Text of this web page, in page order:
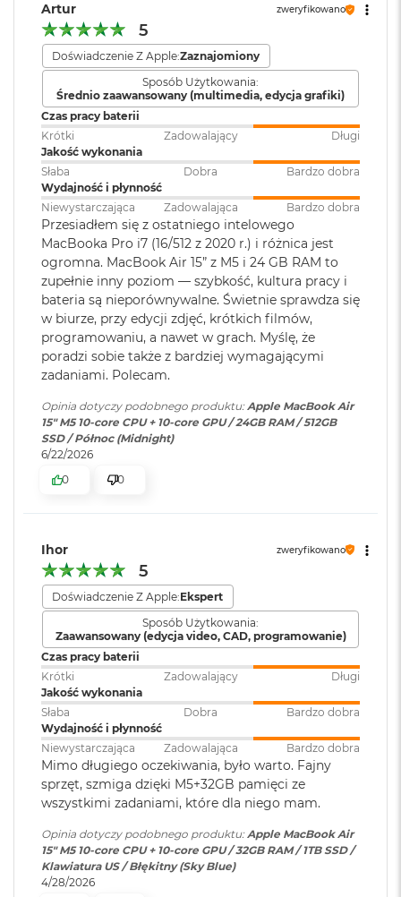
2
5
6
G
B
M
a
c
B
o
k
A
i
r
5
1
2
G
B
M
a
c
B
o
o
k
r
M
a
B
o
o
k
A
i
r
2
T
B
a
c
B
o
Apple M5
Apple M5 (10-rdzeniowy procesor CPU + 10-rdzeniowy procesor
GPU + 16-rdzeniowy system Neural Engine)
Akceleratory Neural Accelerator
Sprzętowa akceleracja ray tracingu
153 GB/s przepustowości pamięci
Silnik multimedialny
Sprzętowa akceleracja obsługi H.264, HEVC, ProRes i ProRes RAW
Silnik dekodowania wideo
Silnik kodowania wideo
Silnik kodujący i dekodujący format ProRes
Dekoder AV1
Ładowanie i rozbudowa
Dwa porty Thunderbolt 4 (USB-C) obsługujące:
Ładowanie
DisplayPort
Thunderbolt 4 (do 40 Gb/s)
USB 4 (do 40 Gb/s)
Obsługa wyświetlaczy
Obsługa maksymalnie dwóch wyświetlaczy zewnętrznych:
Dwa wyświetlacze o natywnej rozdzielczości do 6K przy 60
Hz lub 4K przy 144 Hz
Podświetlana
klawiatura:
Touch ID: TAK
Obsługa
wyświetlaczy
wyświetlaczy zewnętrznych do
6K przy 60 Hz lub jednego
wyświetlacza do 8K przy 60 Hz.
Odtwarzanie wideo: Obsługiwane formaty: m.in.
HEVC,H.264, AV1 i ProRes; HDR z
Dolby Vision, HDR10 i HLG
Odtwarzanie
dźwięku:
Obsługiwane formaty: m.in.
AAC, MP3,
Plus i Dolby Atmos
Zainstalowany
Wersja systemu
operacyjnego:
macOS Sequoia lub nowszy
oprogramowanie:
Wbudowane aplikacje systemu
macOS
Dodatkowe
informacje:
Klawiatura z Touch ID, Gładzik
Force Touch wyczuwający siłę
nacisku, Czujnik światła
otoczenia
Układ klawiatury ANSI - Angielski US
Materiał wykonania: Aluminium
Artur zweryfikowano
5
Doświadczenie Z Apple:Zaznajomiony
Sposób Użytkowania:
Średnio zaawansowany (multimedia, edycja grafiki)
Czas pracy baterii
Krótki
Zadowalający
Długi
Jakość wykonania
Słaba
Dobra
Bardzo dobra
Wydajność i płynność
Niewystarczająca
Zadowalająca Bardzo dobra
Przesiadłem się z ostatniego intelowego
MacBooka Pro i7 (16/512 z 2020 r.) i różnica jest
ogromna. MacBook Air 15” z M5 i 24 GB RAM to
zupełnie inny poziom — szybkość, kultura pracy i
bateria są nieporównywalne. Świetnie sprawdza się
w biurze, przy edycji zdjęć, krótkich filmów,
programowaniu, a nawet w grach. Myślę, że
poradzi sobie także z bardziej wymagającymi
zadaniami. Polecam.
Opinia dotyczy podobnego produktu:Apple MacBook Air
15" M5 10‑core CPU + 10‑core GPU / 24GB RAM / 512GB
SSD / Północ (Midnight)
6/22/2026
0
0
Ihor zweryfikowano
5
Doświadczenie Z Apple:Ekspert
Sposób Użytkowania:
Zaawansowany (edycja video, CAD, programowanie)
Czas pracy baterii
Krótki
Zadowalający
Długi
Jakość wykonania
Słaba
Dobra
Bardzo dobra
Wydajność i płynność
Niewystarczająca
Zadowalająca Bardzo dobra
Mimo długiego oczekiwania, było warto. Fajny
sprzęt, szmiga dzięki M5+32GB pamięci ze
wszystkimi zadaniami, które dla niego mam.
Opinia dotyczy podobnego produktu:Apple MacBook Air
15" M5 10‑core CPU + 10‑core GPU / 32GB RAM / 1TB SSD /
Klawiatura US / Błękitny (Sky Blue)
4/28/2026